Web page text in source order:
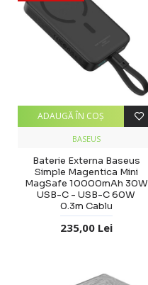
BASEUS
Baterie Externa Baseus
Simple Magentica Mini
MagSafe 10000mAh 30W
USB-C - USB-C 60W
0.3m Cablu
235,00 Lei
ADAUGĂ ÎN COŞ